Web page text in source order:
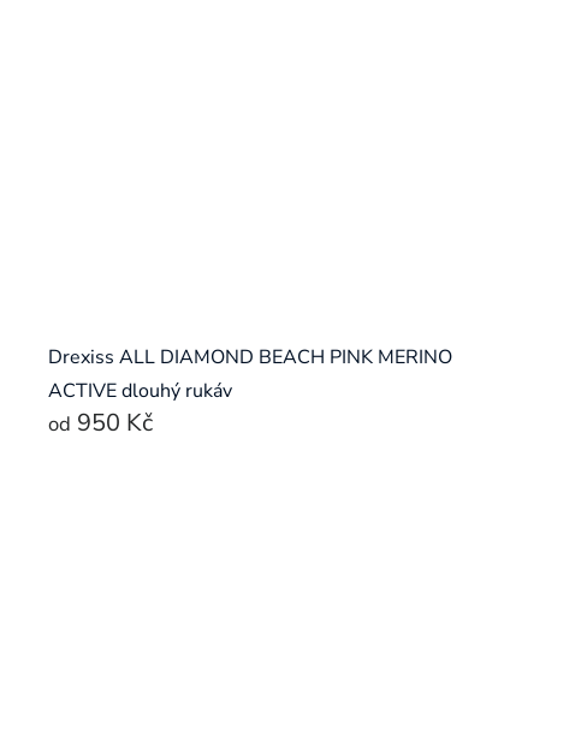
Drexiss ALL DIAMOND BEACH PINK MERINO
ACTIVE dlouhý rukáv
od 950 Kč